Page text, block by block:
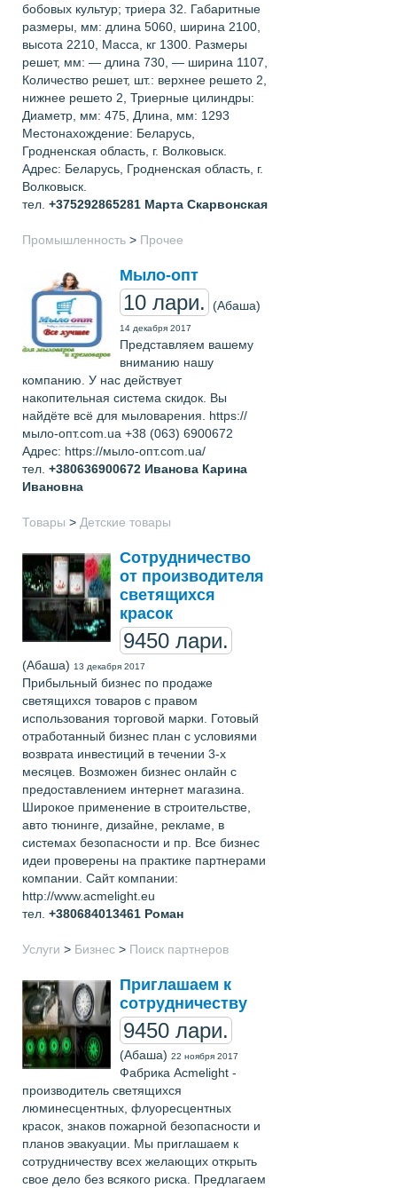
бобовых культур; триера 32. Габаритные
размеры, мм: длина 5060, ширина 2100,
высота 2210, Масса, кг 1300. Размеры
решет, мм: — длина 730, — ширина 1107,
Количество решет, шт.: верхнее решето 2,
нижнее решето 2, Триерные цилиндры:
Диаметр, мм: 475, Длина, мм: 1293
Местонахождение: Беларусь,
Гродненская область, г. Волковыск.
Адрес: Беларусь, Гродненская область, г.
Волковыск.
тел. +375292865281 Марта Скарвонская
Промышленность > Прочее
Мыло-опт
10 лари. (Абаша)
14 декабря 2017
Представляем вашему
вниманию нашу
компанию. У нас действует
накопительная система скидок. Вы
найдёте всё для мыловарения. https://
мыло-опт.com.ua +38 (063) 6900672
Адрес: https://мыло-опт.com.ua/
тел. +380636900672 Иванова Карина
Ивановна
Товары > Детские товары
Сотрудничество
от производителя
светящихся
красок
9450 лари.
(Абаша) 13 декабря 2017
Прибыльный бизнес по продаже
светящихся товаров с правом
использования торговой марки. Готовый
отработанный бизнес план с условиями
возврата инвестиций в течении 3-х
месяцев. Возможен бизнес онлайн с
предоставлением интернет магазина.
Широкое применение в строительстве,
авто тюнинге, дизайне, рекламе, в
системах безопасности и пр. Все бизнес
идеи проверены на практике партнерами
компании. Сайт компании:
http://www.acmelight.eu
тел. +380684013461 Роман
Услуги > Бизнес > Поиск партнеров
Приглашаем к
сотрудничеству
9450 лари.
(Абаша) 22 ноября 2017
Фабрика Acmelight -
производитель светящихся
люминесцентных, флуоресцентных
красок, знаков пожарной безопасности и
планов эвакуации. Мы приглашаем к
сотрудничеству всех желающих открыть
свое дело без всякого риска. Предлагаем